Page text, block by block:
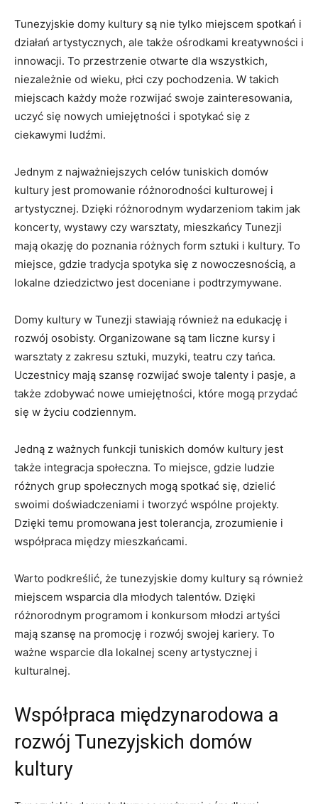
Tunezyjskie domy kultury są nie tylko⁢ miejscem spotkań i
działań artystycznych, ale także ośrodkami kreatywności i
innowacji. To ‌przestrzenie otwarte dla wszystkich,‍
niezależnie ⁢od wieku, płci czy pochodzenia. W⁤ takich
miejscach każdy może rozwijać swoje zainteresowania,
uczyć się nowych umiejętności i spotykać się z
ciekawymi ludźmi.
Jednym z ⁤najważniejszych celów tuniskich domów
kultury jest promowanie różnorodności kulturowej i
artystycznej. Dzięki różnorodnym wydarzeniom takim jak
koncerty, wystawy czy warsztaty, mieszkańcy Tunezji⁣
mają okazję do poznania różnych form sztuki i kultury. To
miejsce, gdzie tradycja spotyka się z nowoczesnością, ⁤a
lokalne dziedzictwo‌ jest doceniane i podtrzymywane.
Domy kultury w Tunezji stawiają również na edukację‌ i
rozwój osobisty. Organizowane są tam liczne kursy i
warsztaty z zakresu sztuki, muzyki, teatru czy tańca.
Uczestnicy mają⁣ szansę rozwijać swoje talenty i pasje, a
także zdobywać nowe umiejętności, które mogą przydać
się w życiu codziennym.
Jedną z ważnych funkcji tuniskich domów kultury jest
także integracja społeczna. To miejsce, gdzie ludzie
różnych grup społecznych mogą spotkać się, dzielić
swoimi doświadczeniami i tworzyć wspólne projekty.
Dzięki temu promowana ‌jest tolerancja, zrozumienie i
współpraca między mieszkańcami.
Warto podkreślić, że tunezyjskie domy ‍kultury są również
miejscem wsparcia dla młodych talentów. Dzięki
różnorodnym programom i ⁣konkursom młodzi artyści
mają‍ szansę na ⁢promocję i ⁤rozwój swojej kariery. To
ważne wsparcie dla lokalnej sceny artystycznej i
kulturalnej.
Współpraca międzynarodowa a
rozwój Tunezyjskich domów
kultury